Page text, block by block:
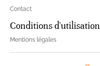
Contact
Conditions d'utilisation
Mentions légales